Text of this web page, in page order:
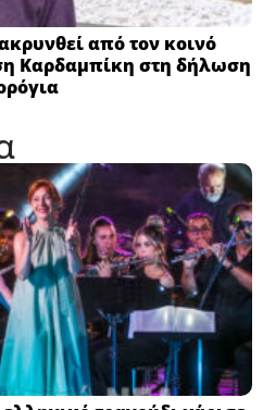
από τον κοινό
Καρδαμπίκη στη δήλωση